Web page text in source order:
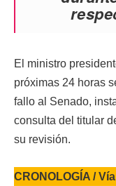
El ministro
próximas 24 horas
fallo al Senado,
consulta del titular
su revisión.
CRONOLOGÍA /